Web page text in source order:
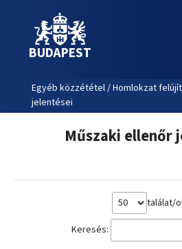
BUDAPEST
Egyéb közzététel / Homlokzat
jelentései
Műszaki ellenőr
találat/
Keresés: